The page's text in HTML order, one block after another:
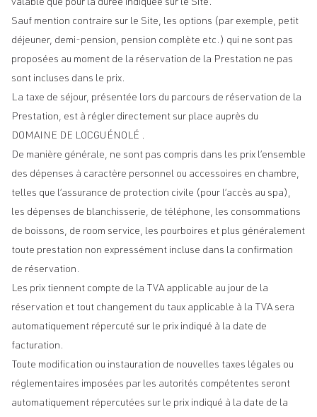
valable que pour la durée indiquée sur le Site.
Sauf mention contraire sur le Site, les options (par exemple, petit
déjeuner, demi-pension, pension complète etc.) qui ne sont pas
proposées au moment de la réservation de la Prestation ne pas
sont incluses dans le prix.
La taxe de séjour, présentée lors du parcours de réservation de la
Prestation, est à régler directement sur place auprès du
DOMAINE DE LOCGUÉNOLÉ .
De manière générale, ne sont pas compris dans les prix l’ensemble
des dépenses à caractère personnel ou accessoires en chambre,
telles que l’assurance de protection civile (pour l’accès au spa),
les dépenses de blanchisserie, de téléphone, les consommations
de boissons, de room service, les pourboires et plus généralement
toute prestation non expressément incluse dans la confirmation
de réservation.
Les prix tiennent compte de la TVA applicable au jour de la
réservation et tout changement du taux applicable à la TVA sera
automatiquement répercuté sur le prix indiqué à la date de
facturation.
Toute modification ou instauration de nouvelles taxes légales ou
réglementaires imposées par les autorités compétentes seront
automatiquement répercutées sur le prix indiqué à la date de la